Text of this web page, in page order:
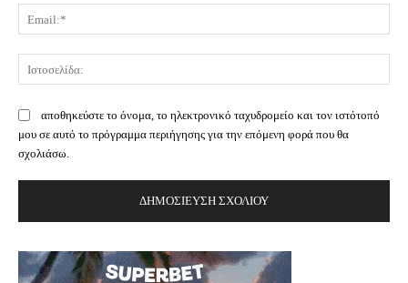
αποθηκεύστε το όνομα, το ηλεκτρονικό ταχυδρομείο και τον ιστότοπό
μου σε αυτό το πρόγραμμα περιήγησης για την επόμενη φορά που θα
σχολιάσω.